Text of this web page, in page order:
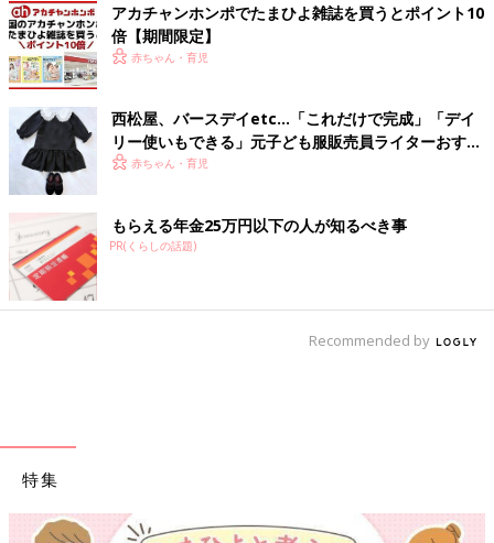
アカチャンホンポでたまひよ雑誌を買うとポイント10
倍【期間限定】
赤ちゃん・育児
西松屋、バースデイetc…「これだけで完成」「デイ
リー使いもできる」元子ども服販売員ライターおすす
め★セレモニーコーデ4選
赤ちゃん・育児
もらえる年金25万円以下の人が知るべき事
PR(くらしの話題)
Recommended by
特集